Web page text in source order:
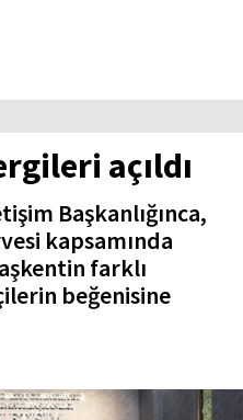
açıldı
Başkanlığınca,
kapsamında
farklı
beğenisine